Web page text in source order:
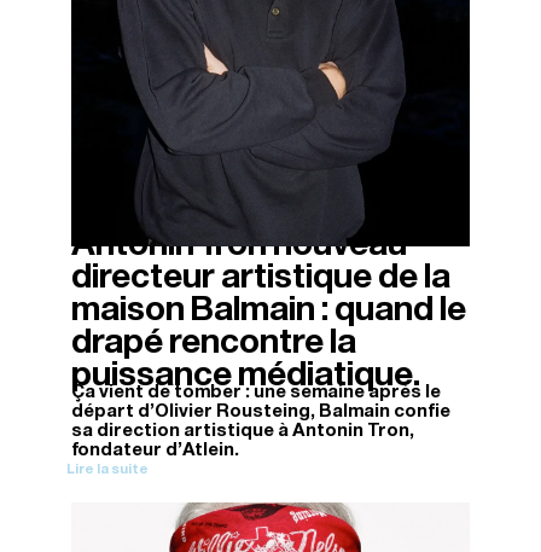
Antonin Tron nouveau
directeur artistique de la
maison Balmain : quand le
drapé rencontre la
puissance médiatique.
Ça vient de tomber : une semaine après le
départ d'Olivier Rousteing, Balmain confie
sa direction artistique à Antonin Tron,
fondateur d'Atlein.
Lire la suite